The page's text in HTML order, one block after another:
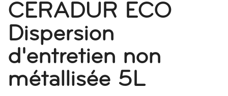
CERADUR ECO
Dispersion
d'entretien non
métallisée 5L